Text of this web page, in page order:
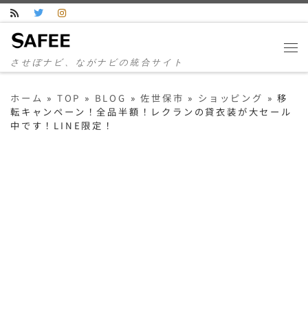
コンテンツへスキップ
させぼナビ、ながナビの統合サイト
ホーム » TOP » BLOG » 佐世保市 » ショッピング » 移
転キャンペーン！全品半額！レクランの貸衣装が大セール
中です！LINE限定！